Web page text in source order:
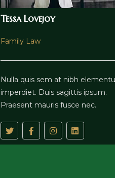
Tessa Lovejoy
Family Law
Nulla quis sem at nibh
imperdiet. Duis sagittis ipsum.
Praesent mauris fusce nec.